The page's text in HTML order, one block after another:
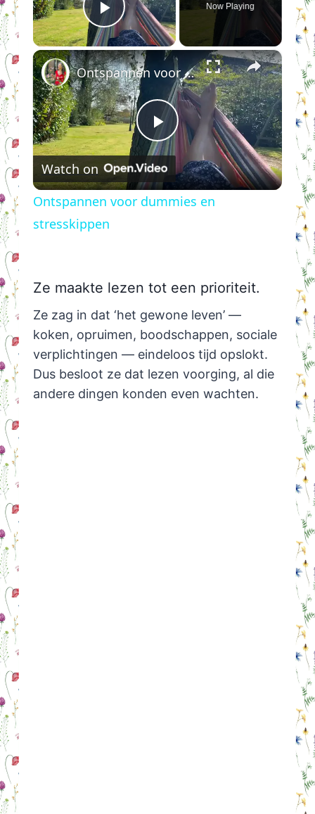
Play Video
Now Playing
×
Play
Video
Ontspannen voor dummies en stresskippen
Watch on
Ontspannen voor dummies en
stresskippen
Ze maakte lezen tot een prioriteit.
Ze zag in dat ‘het gewone leven’ —
koken, opruimen, boodschappen, sociale
verplichtingen — eindeloos tijd opslokt.
Dus besloot ze dat lezen voorging, al die
andere dingen konden even wachten.